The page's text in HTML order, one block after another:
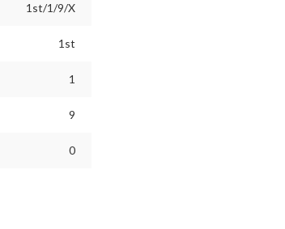
1st/1/9/X
1st
1
9
0